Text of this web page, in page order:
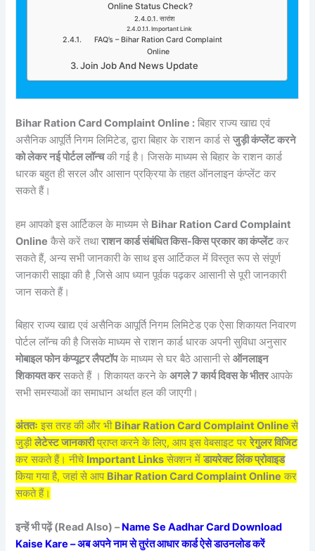
Online Status Check?
सारांश
Important Link
FAQ’s – Bihar Ration Card Complaint
Online
Join Job And News Update
Bihar Ration Card Complaint Online : बिहार राज्य खाद्य एवं
असैनिक आपूर्ति निगम लिमिटेड, द्वारा बिहार के राशन कार्ड सेजुड़ी कंप्लेंट करने
को लेकर नई पोर्टल लॉन्चकी गई है। जिसके माध्यम से बिहार के राशन कार्ड
धारक बहुत ही सरल और आसान प्रक्रिया के तहत ऑनलाइन कंप्लेंट कर
सकते हैं।
हम आपको इस आर्टिकल के माध्यम से Bihar Ration Card Complaint
Online कैसे करें तथाराशन कार्ड संबंधित किस-किस प्रकार का कंप्लेंटकर
सकते हैं, अन्य सभी जानकारी के साथ इस आर्टिकल में विस्तृत रूप से संपूर्ण
जानकारी साझा की है ,जिसे आप ध्यान पूर्वक पढ़कर आसानी से पूरी जानकारी
जान सकते हैं।
बिहार राज्य खाद्य एवं असैनिक आपूर्ति निगम लिमिटेड एक ऐसा शिकायत निवारण
पोर्टल लॉन्च की है जिसके माध्यम से राशन कार्ड धारक अपनी सुविधा अनुसार
मोबाइल फोन कंप्यूटर लैपटॉपके माध्यम से घर बैठे आसानी सेऑनलाइन
शिकायत करसकते हैं । शिकायत करने केअगले 7 कार्य दिवस के भीतरआपके
सभी समस्याओं का समाधान अर्थात हल की जाएगी।
अंततः इस तरह की और भी Bihar Ration Card Complaint Onlineसे
जुड़ीलेटेस्ट जानकारीप्राप्त करने के लिए, आप इस वेबसाइट पररेगुलर विजिट
कर सकते हैं। नीचे Important Links सेक्शन मेंडायरेक्ट लिंक प्रोवाइड
किया गया है, जहां से आप Bihar Ration Card Complaint Online कर
सकते हैं।
इन्हें भी पढ़ें (Read Also) –Name Se Aadhar Card Download
Kaise Kare – अब अपने नाम से तुरंत आधार कार्ड ऐसे डाउनलोड करें